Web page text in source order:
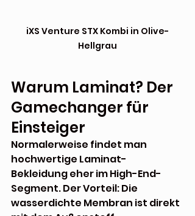
iXS Venture STX Kombi in Olive-
Hellgrau
Warum Laminat? Der
Gamechanger für
Einsteiger
Normalerweise findet man
hochwertige Laminat-
Bekleidung eher im High-End-
Segment. Der Vorteil: Die
wasserdichte Membran ist direkt